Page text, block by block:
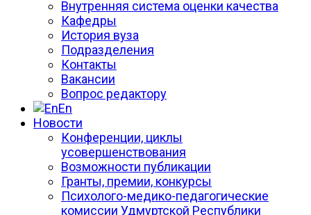
Внутренняя система оценки качества
Кафедры
История вуза
Подразделения
Контакты
Вакансии
Вопрос редактору
En
Новости
Конференции, циклы
усовершенствования
Возможности публикации
Гранты, премии, конкурсы
Психолого-медико-педагогические
комиссии Удмуртской Республики